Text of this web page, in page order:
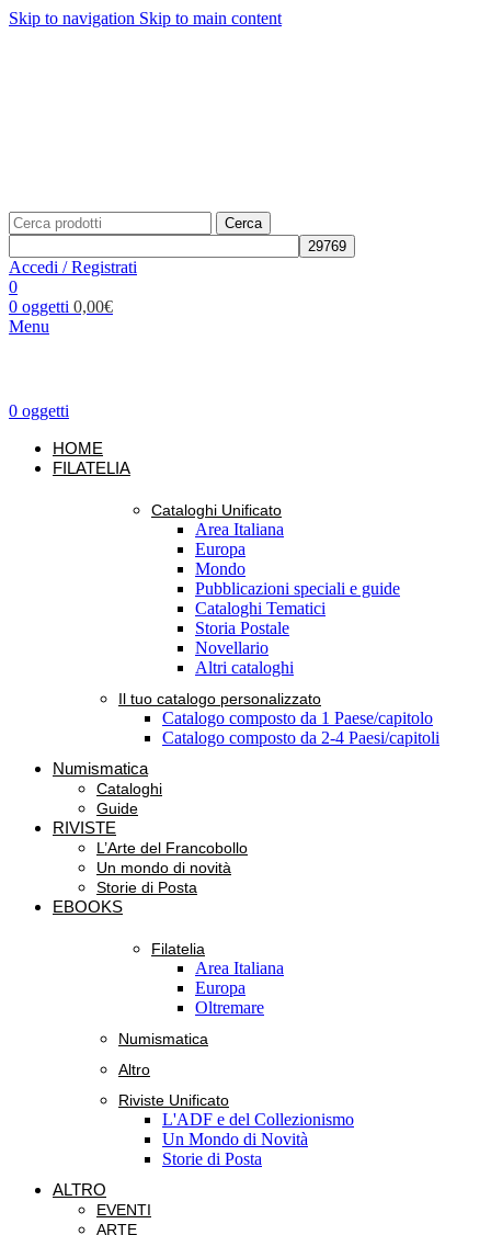
Skip to navigation Skip to main content
Cerca
Accedi / Registrati
0
0 oggetti 0,00€
Menu
0 oggetti
HOME
FILATELIA
Cataloghi Unificato
Area Italiana
Europa
Mondo
Pubblicazioni speciali e guide
Cataloghi Tematici
Storia Postale
Novellario
Altri cataloghi
Il tuo catalogo personalizzato
Catalogo composto da 1 Paese/capitolo
Catalogo composto da 2-4 Paesi/capitoli
Numismatica
Cataloghi
Guide
RIVISTE
L’Arte del Francobollo
Un mondo di novità
Storie di Posta
EBOOKS
Filatelia
Area Italiana
Europa
Oltremare
Numismatica
Altro
Riviste Unificato
L'ADF e del Collezionismo
Un Mondo di Novità
Storie di Posta
ALTRO
EVENTI
ARTE